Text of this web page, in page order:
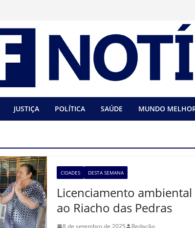
JUSTIÇA POLÍTICA SAÚDE MUNDO
CIDADES DESTA SEMANA
Licenciamento ambiental
ao Riacho das Pedras
8 de setembro de 2025 Redação